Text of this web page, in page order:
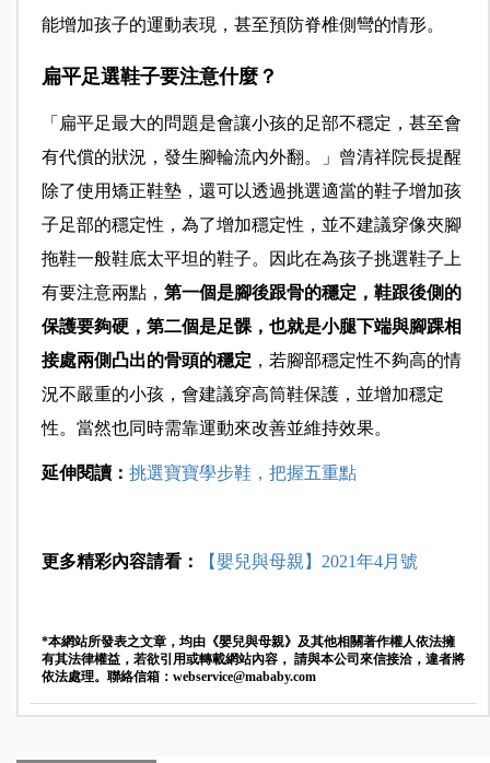
能增加孩子的運動表現，甚至預防脊椎側彎的情形。
扁平足選鞋子要注意什麼？
「扁平足最大的問題是會讓小孩的足部不穩定，甚至會
有代償的狀況，發生腳輪流內外翻。」曾清祥院長提醒
除了使用矯正鞋墊，還可以透過挑選適當的鞋子增加孩
子足部的穩定性，為了增加穩定性，並不建議穿像夾腳
拖鞋一般鞋底太平坦的鞋子。因此在為孩子挑選鞋子上
有要注意兩點， 第一個是腳後跟骨的穩定，鞋跟後側的
保護要夠硬，第二個是足髁，也就是小腿下端與腳踝相
接處兩側凸出的骨頭的穩定 ，若腳部穩定性不夠高的情
況不嚴重的小孩，會建議穿高筒鞋保護，並增加穩定
性。當然也同時需靠運動來改善並維持效果。
延伸閱讀： 挑選寶寶學步鞋，把握五重點
更多精彩內容請看： 【嬰兒與母親】2021年4月號
*本網站所發表之文章，均由《嬰兒與母親》及其他相關著作權人依法擁
有其法律權益，若欲引用或轉載網站內容， 請與本公司來信接洽，違者將
依法處理。聯絡信箱： webservice@mababy.com